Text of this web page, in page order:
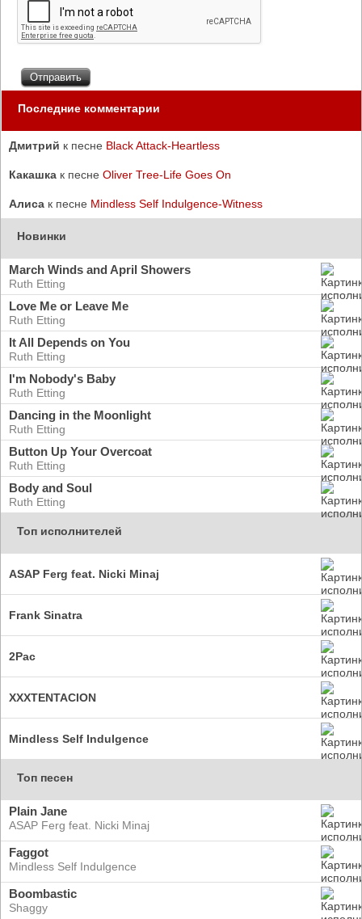
Последние комментарии
Дмитрий к песне Black Attack-Heartless
Какашка к песне Oliver Tree-Life Goes On
Алиса к песне Mindless Self Indulgence-Witness
Новинки
March Winds and April Showers
Ruth Etting
Love Me or Leave Me
Ruth Etting
It All Depends on You
Ruth Etting
I'm Nobody's Baby
Ruth Etting
Dancing in the Moonlight
Ruth Etting
Button Up Your Overcoat
Ruth Etting
Body and Soul
Ruth Etting
Топ исполнителей
ASAP Ferg feat. Nicki Minaj
Frank Sinatra
2Pac
XXXTENTACION
Mindless Self Indulgence
Топ песен
Plain Jane
ASAP Ferg feat. Nicki Minaj
Faggot
Mindless Self Indulgence
Boombastic
Shaggy